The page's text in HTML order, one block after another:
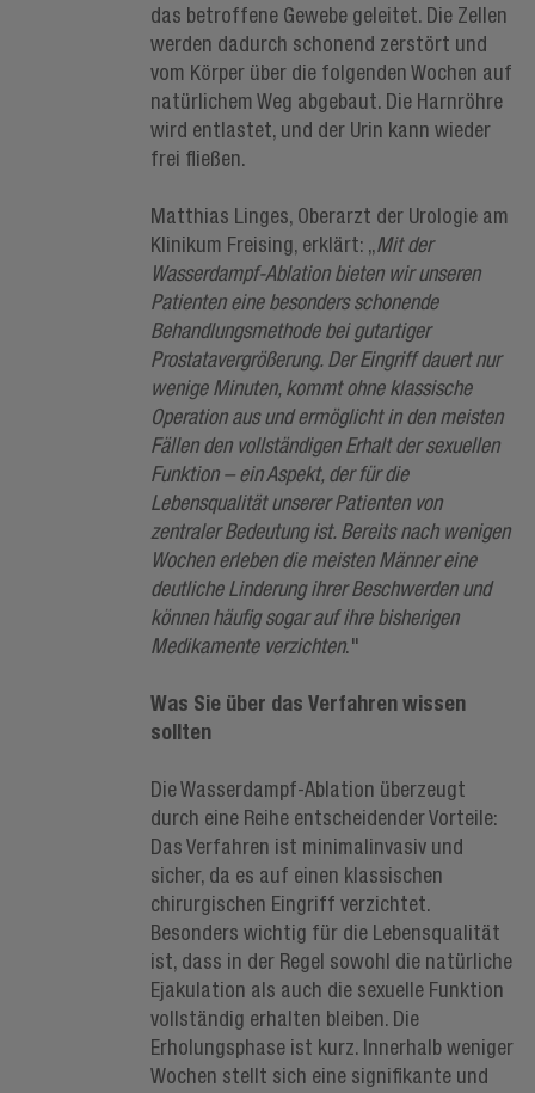
das betroffene Gewebe geleitet. Die Zellen
werden dadurch schonend zerstört und
vom Körper über die folgenden Wochen auf
natürlichem Weg abgebaut. Die Harnröhre
wird entlastet, und der Urin kann wieder
frei fließen.
Matthias Linges, Oberarzt der Urologie am
Klinikum Freising, erklärt: „Mit der
Wasserdampf-Ablation bieten wir unseren
Patienten eine besonders schonende
Behandlungsmethode bei gutartiger
Prostatavergrößerung. Der Eingriff dauert nur
wenige Minuten, kommt ohne klassische
Operation aus und ermöglicht in den meisten
Fällen den vollständigen Erhalt der sexuellen
Funktion – ein Aspekt, der für die
Lebensqualität unserer Patienten von
zentraler Bedeutung ist. Bereits nach wenigen
Wochen erleben die meisten Männer eine
deutliche Linderung ihrer Beschwerden und
können häufig sogar auf ihre bisherigen
Medikamente verzichten."
Was Sie über das Verfahren wissen
sollten
Die Wasserdampf-Ablation überzeugt
durch eine Reihe entscheidender Vorteile:
Das Verfahren ist minimalinvasiv und
sicher, da es auf einen klassischen
chirurgischen Eingriff verzichtet.
Besonders wichtig für die Lebensqualität
ist, dass in der Regel sowohl die natürliche
Ejakulation als auch die sexuelle Funktion
vollständig erhalten bleiben. Die
Erholungsphase ist kurz. Innerhalb weniger
Wochen stellt sich eine signifikante und